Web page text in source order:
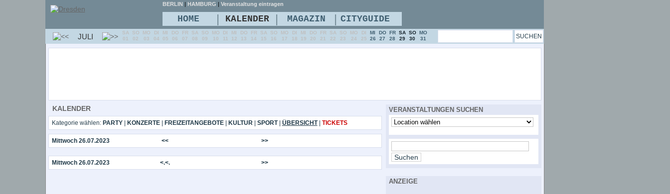
KALENDER
Kategorie wählen: PARTY| KONZERTE| FREIZEITANGEBOTE| KULTUR| SPORT| ÜBERSICHT| TICKETS
Mittwoch 26.07.2023 << >>
Mittwoch 26.07.2023 <.<. >>
VERANSTALTUNGEN SUCHEN
ANZEIGE
BERLIN | HAMBURG | Veranstaltung eintragen
HOME | KALENDER | MAGAZIN | CITYGUIDE
JULI
SA
01
SO
02
MO
03
DI
04
MI
05
DO
06
FR
07
SA
08
SO
09
MO
10
DI
11
MI
12
DO
13
FR
14
SA
15
SO
16
MO
17
DI
18
MI
19
DO
20
FR
21
SA
22
SO
23
MO
24
DI
25
MI
26
DO
27
FR
28
SA
29
SO
30
MO
31